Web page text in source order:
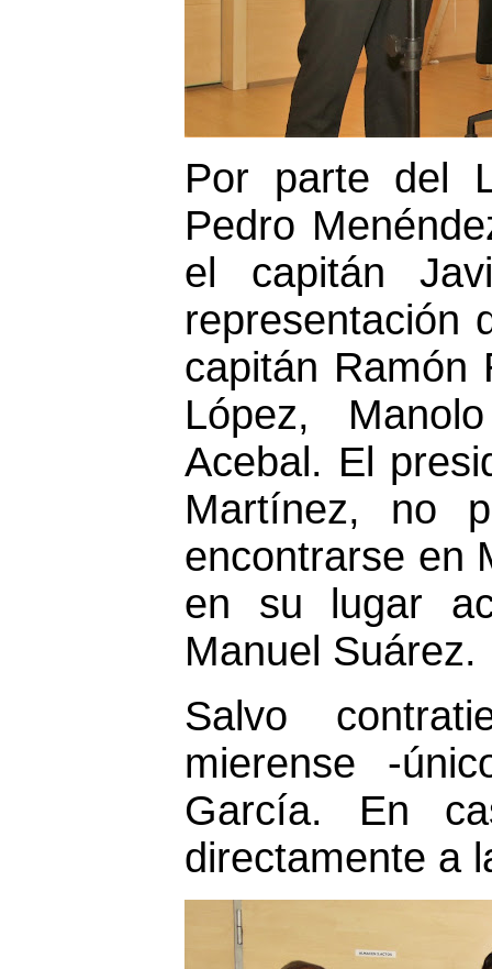
Por parte del
Pedro
el capitán
representación
capitán Ramón
López,
Acebal. El
Martínez, no
encontrarse en
en su lugar
Manuel Suárez.
Salvo
mierense -
García. En
directamente a